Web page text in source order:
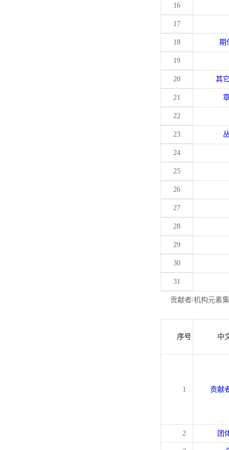
16
17
18 期
19
20 其
21
22
23
24
25
26
27
28
29
30
31
贡献者/机构元素
序号 中
1 贡献
2 团